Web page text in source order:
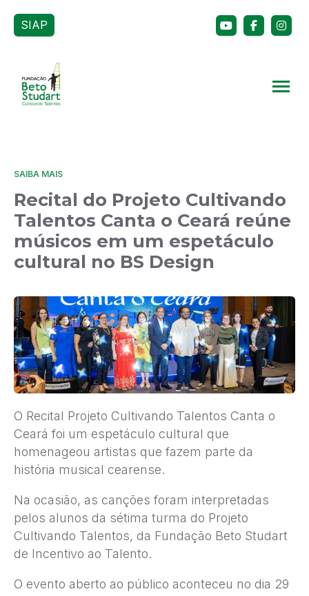
SIAP
SAIBA MAIS
Recital do Projeto Cultivando
Talentos Canta o Ceará reúne
músicos em um espetáculo
cultural no BS Design
O Recital Projeto Cultivando Talentos Canta o
Ceará foi um espetáculo cultural que
homenageou artistas que fazem parte da
história musical cearense.
Na ocasião, as canções foram interpretadas
pelos alunos da sétima turma do Projeto
Cultivando Talentos, da Fundação Beto Studart
de Incentivo ao Talento.
O evento aberto ao público aconteceu no dia 29